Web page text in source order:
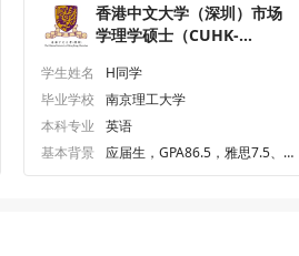
香港中文大学（深圳）市场
学理学硕士（CUHK-
枚
学生姓名
H同学
毕业学校
南京理工大学
本科专业
英语
基本背景
应届生，GPA86.5，雅思7.5、